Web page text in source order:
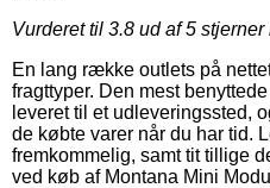
Vurderet til 3.8 ud af 5 stjerner
En lang række outlets på
fragttyper. Den mest
leveret til et udleveringssted,
de købte varer når du har tid.
fremkommelig, samt tit tillige
ved køb af Montana Mini